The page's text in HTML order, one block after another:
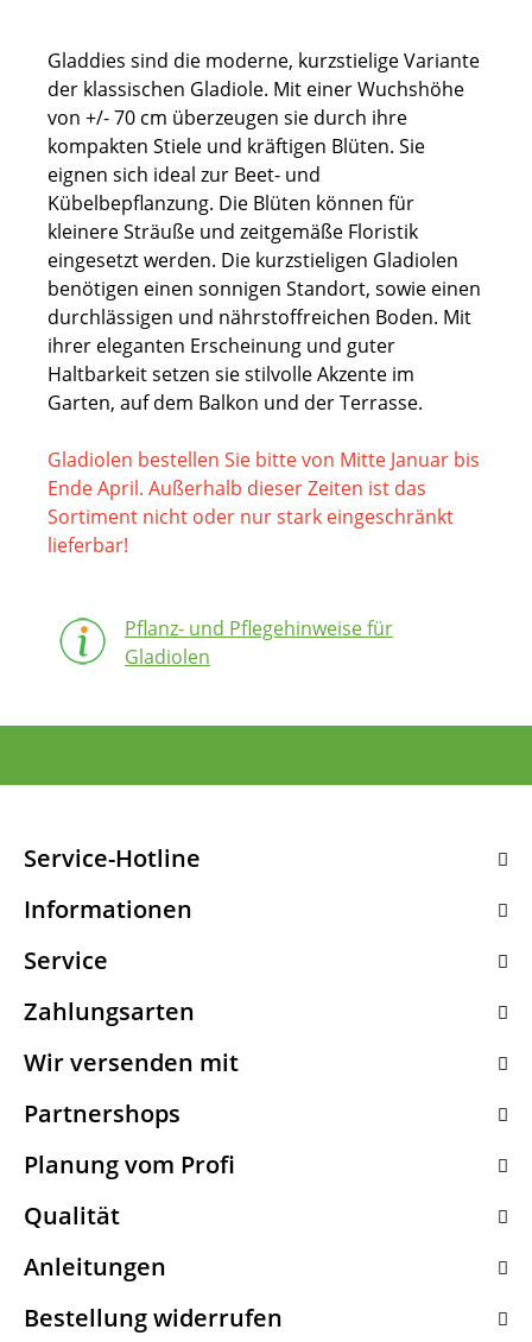
Gladdies sind die moderne, kurzstielige Variante
der klassischen Gladiole. Mit einer Wuchshöhe
von +/- 70 cm überzeugen sie durch ihre
kompakten Stiele und kräftigen Blüten. Sie
eignen sich ideal zur Beet- und
Kübelbepflanzung. Die Blüten können für
kleinere Sträuße und zeitgemäße Floristik
eingesetzt werden. Die kurzstieligen Gladiolen
benötigen einen sonnigen Standort, sowie einen
durchlässigen und nährstoffreichen Boden. Mit
ihrer eleganten Erscheinung und guter
Haltbarkeit setzen sie stilvolle Akzente im
Garten, auf dem Balkon und der Terrasse.
Gladiolen bestellen Sie bitte von Mitte Januar bis
Ende April. Außerhalb dieser Zeiten ist das
Sortiment nicht oder nur stark eingeschränkt
lieferbar!
Pflanz- und Pflegehinweise für
Gladiolen
Service-Hotline
Informationen
Service
Zahlungsarten
Wir versenden mit
Partnershops
Planung vom Profi
Qualität
Anleitungen
Bestellung widerrufen